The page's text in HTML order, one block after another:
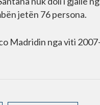
jetën 76 persona.
Madridin nga viti